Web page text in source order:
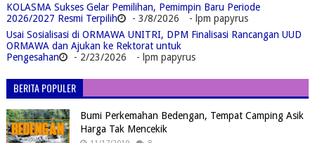
KOLASMA Sukses Gelar Pemilihan, Pemimpin Baru Periode
2026/2027 Resmi Terpilih
- 3/8/2026
- lpm papyrus
Usai Sosialisasi di ORMAWA UNITRI, DPM Finalisasi Rancangan UUD
ORMAWA dan Ajukan ke Rektorat untuk
Pengesahan
- 2/23/2026 - lpm papyrus
BERITA POPULER
Bumi Perkemahan Bedengan, Tempat Camping Asik
Harga Tak Mencekik